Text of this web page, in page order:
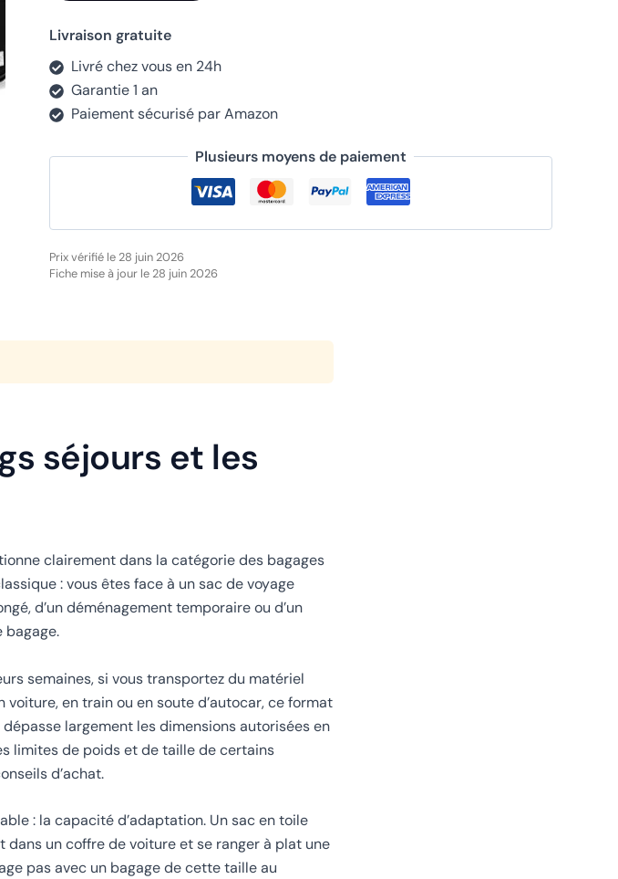
Livraison gratuite
Livré chez vous en 24h
Garantie 1 an
Paiement sécurisé par Amazon
Plusieurs moyens de paiement
Prix vérifié le 28 juin 2026
Fiche mise à jour le 28 juin 2026
séjours et les
clairement dans la catégorie des bagages
: vous êtes face à un sac de voyage
d’un déménagement temporaire ou d’un
bagage.
semaines, si vous transportez du matériel
en train ou en soute d’autocar, ce format
largement les dimensions autorisées en
limites de poids et de taille de certains
d’achat.
: la capacité d’adaptation. Un sac en toile
dans un coffre de voiture et se ranger à plat une
pas avec un bagage de cette taille au